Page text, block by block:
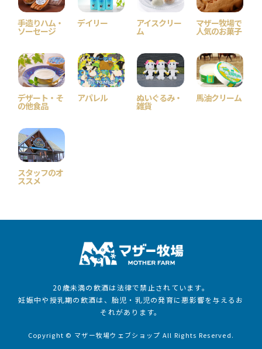
手造りハム・
ソーセージ
デイリー アイスクリー
ム
マザー牧場で
人気のお菓子
デザート・そ
の他食品
アパレル ぬいぐるみ・
雑貨
馬油クリーム
スタッフのオ
ススメ
20歳未満の飲酒は法律で禁止されています。
妊娠中や授乳期の飲酒は、胎児・乳児の発育に悪影響を与えるお
それがあります。
Copyright © マザー牧場ウェブショップ All Rights Reserved.